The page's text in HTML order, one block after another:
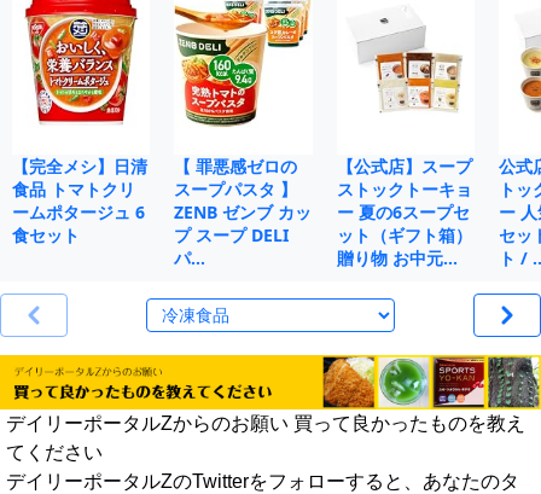
【完全メシ】日清
食品 トマトクリ
ームポタージュ 6
食セット
【 罪悪感ゼロの
スープパスタ 】
ZENB ゼンブ カッ
プ スープ DELI
パ…
【公式店】スープ
ストックトーキョ
ー 夏の6スープセ
ット（ギフト箱）
贈り物 お中元…
公式
ト
ー
セッ
ト /
デイリーポータルZからのお願い 買って良かったものを教え
てください
デイリーポータルZのTwitterをフォローすると、あなたのタ